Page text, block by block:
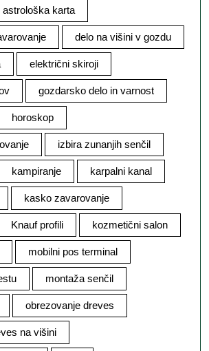
astrološka karta
delo na višini v gozdu
električni skiroji
gozdarsko delo in varnost
horoskop
izbira zunanjih senčil
kampiranje karpalni kanal
kasko zavarovanje
Knauf profili kozmetični salon
mobilni pos terminal
montaža senčil
obrezovanje dreves
na višini